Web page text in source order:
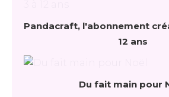
Pandacraft, l'abonnement
12 ans
Du fait main pour